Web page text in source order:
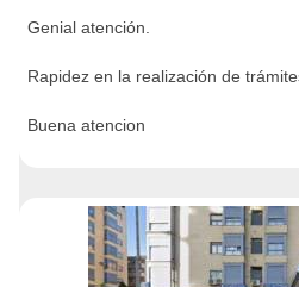
Genial atención.
Rapidez en la realización de
Buena atencion